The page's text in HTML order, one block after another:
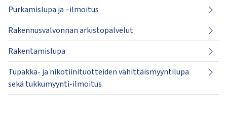
Purkamislupa ja –ilmoitus
Rakennusvalvonnan arkistopalvelut
Rakentamislupa
Tupakka- ja nikotiinituotteiden vähittäismyyntilupa
sekä tukkumyynti-ilmoitus